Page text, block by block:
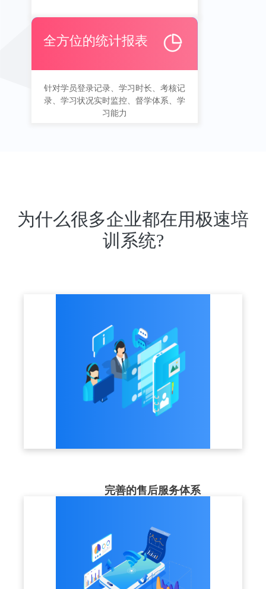
全方位的统计报表
针对学员登录记录、学习时长、考核记
录、学习状况实时监控、督学体系、学
习能力
为什么很多企业都在用极速培
训系统?
完善的售后服务体系
7x24小时及时响应，让客户使用更加放心。